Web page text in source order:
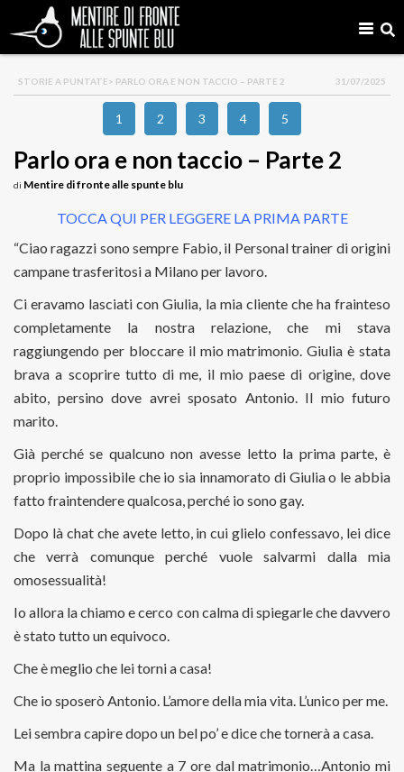
STORIE A PUNTATE> PARLO ORA E NON TACCIO – PARTE 2 31/07/2025
1 2 3 4 5
Parlo ora e non taccio – Parte 2
di Mentire di fronte alle spunte blu
TOCCA QUI PER LEGGERE LA PRIMA PARTE
“Ciao ragazzi sono sempre Fabio, il Personal trainer di origini
campane trasferitosi a Milano per lavoro.
Ci eravamo lasciati con Giulia, la mia cliente che ha frainteso
completamente la nostra relazione, che mi stava
raggiungendo per bloccare il mio matrimonio. Giulia è stata
brava a scoprire tutto di me, il mio paese di origine, dove
abito, persino dove avrei sposato Antonio. Il mio futuro
marito.
Già perché se qualcuno non avesse letto la prima parte, è
proprio impossibile che io sia innamorato di Giulia o le abbia
fatto fraintendere qualcosa, perché io sono gay.
Dopo là chat che avete letto, in cui glielo confessavo, lei dice
che verrà comunque perché vuole salvarmi dalla mia
omosessualità!
Io allora la chiamo e cerco con calma di spiegarle che davvero
è stato tutto un equivoco.
Che è meglio che lei torni a casa!
Che io sposerò Antonio. L’amore della mia vita. L’unico per me.
Lei sembra capire dopo un bel po’ e dice che tornerà a casa.
Ma la mattina seguente a 7 ore dal matrimonio…Antonio mi